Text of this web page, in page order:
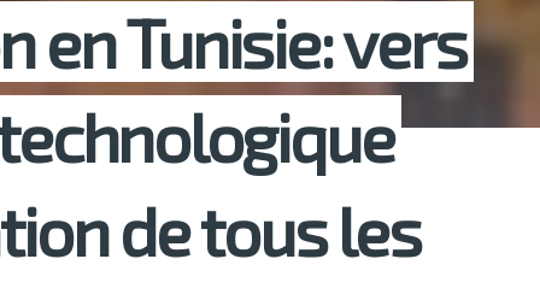
en Tunisie: vers
de tous les